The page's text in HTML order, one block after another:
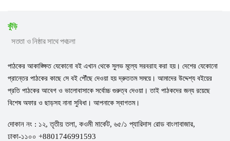
কুঁড়ি
সততা ও নিষ্ঠার সাথে পথচলা
পাঠকের আকাঙ্ক্ষিত যেকোনো বই এখান থেকে সুলভ মূল্যে সরবরাহ করা হয়। দেশের যেকোনো
প্রান্তের পাঠকের কাছে সে বই পৌঁছে দেওয়া হয় দ্রুততম সময়ে। আমাদের উদ্দেশ্য বইয়ের
প্রতি পাঠকের আবেগ ও ভালোবাসাকে সর্বোচ্চ গুরুত্ব দেওয়া। তাই পাঠকদের জন্য রয়েছে
বিশেষ অফার ও ছাড়সহ নানা সুবিধা। আপনাকে স্বাগতম।
দোকান নং : ১২, তৃতীয় তলা, কওমী মার্কেট, ৬৫/১ প্যারিদাস রোড বাংলাবাজার,
ঢাকা-১১০০ +8801746991593